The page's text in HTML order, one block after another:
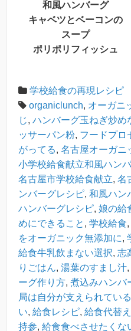
和風ハンバーグ
キャベツとベーコンの
スープ
ポリポリフィッシュ
学校給食の再現レシピ
organiclunch, オーガニ
じ, ハンバーグ玉ねぎ炒め
ッサーパン粉, フードプロ
がってる, 名古屋オーガニ
小学校給食献立和風ハン
名古屋市学校給食献立, 名
ンバーグレシピ, 和風ハン
ハンバーグレシピ, 娘の給
めにできること , 学校給食,
をオーガニック無添加に,
給食牛乳飲まない選択, 志
りごはん, 湯葉のすまし汁,
ーグ作り方, 煮込みハンバ
局は自分が支えられている
い, 給食レシピ, 給食代替
持参, 給食食べさせたくな